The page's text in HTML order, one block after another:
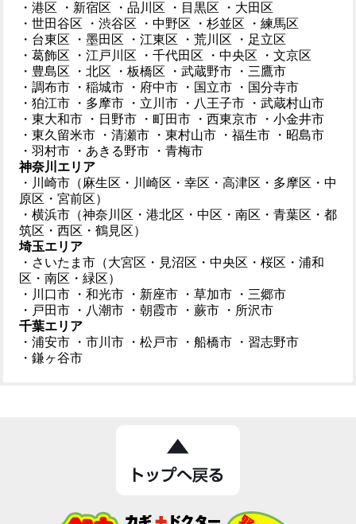
・港区
・新宿区 ・品川区 ・目黒区
・大田区
・世田谷区
・渋谷区 ・中野区 ・杉並区
・練馬区
・台東区
・墨田区 ・江東区 ・荒川区
・足立区
・葛飾区
・江戸川区 ・千代田区 ・中央区
・文京区
・豊島区
・北区 ・板橋区 ・武蔵野市
・三鷹市
・調布市
・稲城市 ・府中市 ・国立市
・国分寺市
・狛江市
・多摩市 ・立川市 ・八王子市
・武蔵村山市
・東大和市
・日野市 ・町田市 ・西東京市
・小金井市
・東久留米市
・清瀬市 ・東村山市 ・福生市
・昭島市
・羽村市
・あきる野市
・青梅市
神奈川エリア
・川崎市（麻生区・川崎区・幸区・高津区・多摩区・中
原区・宮前区）
・横浜市（神奈川区・港北区・中区・南区・青葉区・都
筑区・西区・鶴見区）
埼玉エリア
・さいたま市（大宮区・見沼区・中央区・桜区・浦和
区・南区・緑区）
・川口市
・和光市 ・新座市 ・草加市
・三郷市
・戸田市
・八潮市 ・朝霞市 ・蕨市
・所沢市
千葉エリア
・浦安市
・市川市 ・松戸市 ・船橋市
・習志野市
・鎌ヶ谷市